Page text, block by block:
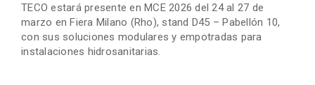
TECO estará presente en MCE 2026 del 24 al 27 de
marzo en Fiera Milano (Rho), stand D45 – Pabellón 10,
con sus soluciones modulares y empotradas para
instalaciones hidrosanitarias.